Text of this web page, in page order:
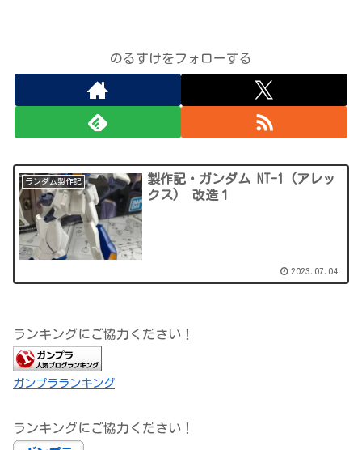
のるすけをフォローする
ランダム製作記
製作記・ガンダム NT-1 (アレッ
クス) 改造１
2023.07.04
ランキングにご協力ください！
ガンプラランキング
ランキングにご協力ください！